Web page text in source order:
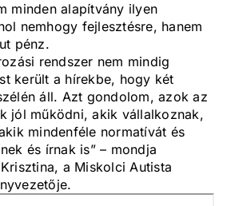
minden alapítvány ilyen
nemhogy fejlesztésre, hanem
pénz.
rendszer nem mindig
került a hírekbe, hogy két
áll. Azt gondolom, azok az
jól működni, akik vállalkoznak,
mindenféle normatívát és
és írnak is” – mondja
a Miskolci Autista